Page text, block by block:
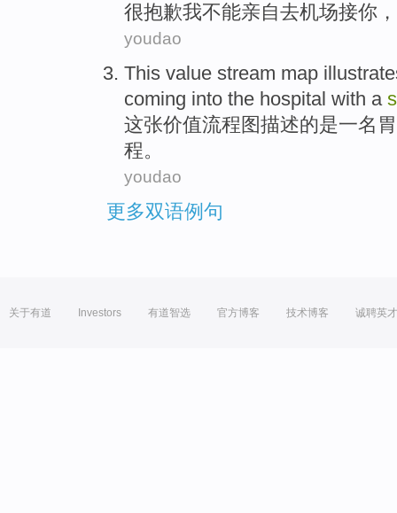
很抱歉我不能亲自去机场接你 ，
youdao
This value stream map
coming into the hospital with a
这张价值流程图描述的是一名
程。
youdao
更多双语例句
关于有道 Investors 有道智选 官方博客 技术博客 诚聘英才